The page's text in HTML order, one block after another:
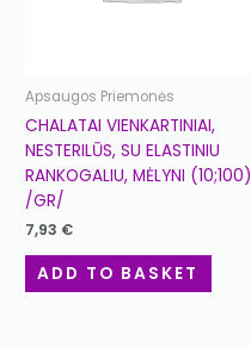
Apsaugos Priemonės
CHALATAI VIENKARTINIAI,
NESTERILŪS, SU ELASTINIU
RANKOGALIU, MĖLYNI (10;100)
/GR/
7,93 €
ADD TO BASKET